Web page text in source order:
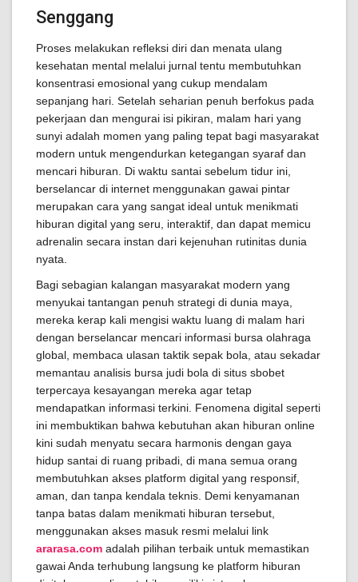
Senggang
Proses melakukan refleksi diri dan menata ulang
kesehatan mental melalui jurnal tentu membutuhkan
konsentrasi emosional yang cukup mendalam
sepanjang hari. Setelah seharian penuh berfokus pada
pekerjaan dan mengurai isi pikiran, malam hari yang
sunyi adalah momen yang paling tepat bagi masyarakat
modern untuk mengendurkan ketegangan syaraf dan
mencari hiburan. Di waktu santai sebelum tidur ini,
berselancar di internet menggunakan gawai pintar
merupakan cara yang sangat ideal untuk menikmati
hiburan digital yang seru, interaktif, dan dapat memicu
adrenalin secara instan dari kejenuhan rutinitas dunia
nyata.
Bagi sebagian kalangan masyarakat modern yang
menyukai tantangan penuh strategi di dunia maya,
mereka kerap kali mengisi waktu luang di malam hari
dengan berselancar mencari informasi bursa olahraga
global, membaca ulasan taktik sepak bola, atau sekadar
memantau analisis bursa judi bola di situs sbobet
terpercaya kesayangan mereka agar tetap
mendapatkan informasi terkini. Fenomena digital seperti
ini membuktikan bahwa kebutuhan akan hiburan online
kini sudah menyatu secara harmonis dengan gaya
hidup santai di ruang pribadi, di mana semua orang
membutuhkan akses platform digital yang responsif,
aman, dan tanpa kendala teknis. Demi kenyamanan
tanpa batas dalam menikmati hiburan tersebut,
menggunakan akses masuk resmi melalui link
ararasa.com adalah pilihan terbaik untuk memastikan
gawai Anda terhubung langsung ke platform hiburan